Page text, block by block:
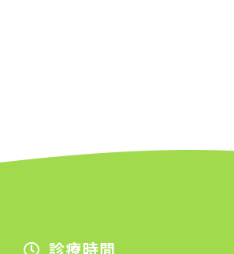
診療時間